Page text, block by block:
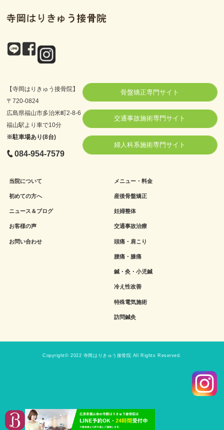
【寺岡はりきゅう接骨院】
〒720-0824
広島県福山市多治米町2-8-6
福山駅より車で10分
※駐車場あり(8台)
084-954-7579
骨盤矯正専門サイト
交通事故施術専門サイト
婦人科系施術専門サイト
当院について
初めての方へ
ニュース＆ブログ
お客様の声
お問い合わせ
メニュー・料金
産後骨盤矯正
妊婦整体
交通事故治療
頭痛・肩こり
腰痛・膝痛
鍼・灸・小児鍼
冷え性改善
特殊電気施術
訪問鍼灸
Copyright© 2022 寺岡はりきゅう接骨院 All Rights Reserved.